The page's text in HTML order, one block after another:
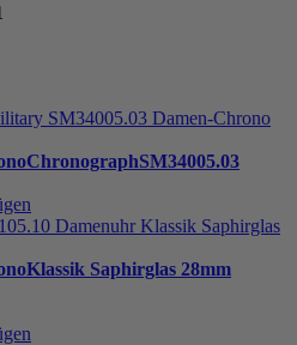
ChronographSM34005.03
Klassik Saphirglas 28mm